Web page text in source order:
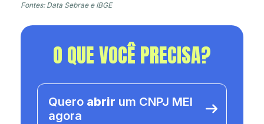
Fontes: Data Sebrae e IBGE
O QUE VOCÊ PRECISA?
Quero abrir um CNPJ MEI
agora